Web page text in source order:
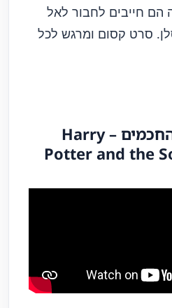
חייבים לחבור לאל
סרט קסום ומרגש לכל
הארי פוטר ואבן החכמים – Harry
Potter and the